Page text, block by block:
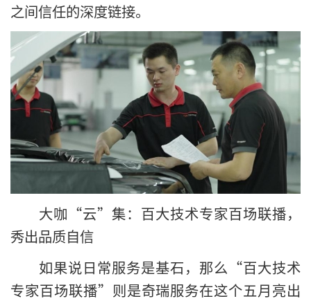
之间信任的深度链接。
大咖“云”集：百大技术专家百场联播，
秀出品质自信
如果说日常服务是基石，那么“百大技术
专家百场联播”则是奇瑞服务在这个五月亮出